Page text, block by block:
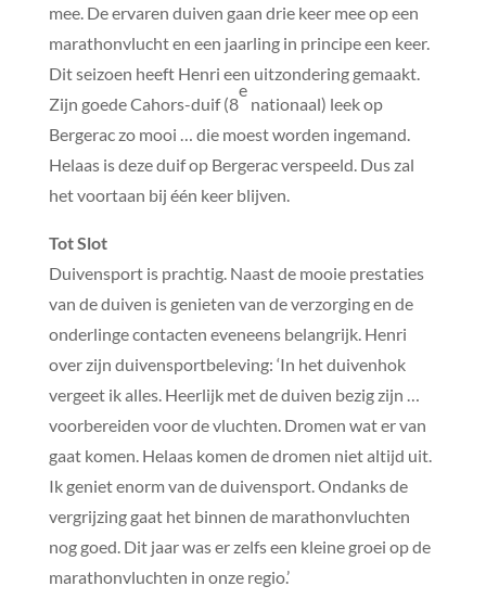
mee. De ervaren duiven gaan drie keer mee op een
marathonvlucht en een jaarling in principe een keer.
Dit seizoen heeft Henri een uitzondering gemaakt.
Zijn goede Cahors-duif (8
e
nationaal) leek op
Bergerac zo mooi … die moest worden ingemand.
Helaas is deze duif op Bergerac verspeeld. Dus zal
het voortaan bij één keer blijven.
Tot Slot
Duivensport is prachtig. Naast de mooie prestaties
van de duiven is genieten van de verzorging en de
onderlinge contacten eveneens belangrijk. Henri
over zijn duivensportbeleving: ‘In het duivenhok
vergeet ik alles. Heerlijk met de duiven bezig zijn …
voorbereiden voor de vluchten. Dromen wat er van
gaat komen. Helaas komen de dromen niet altijd uit.
Ik geniet enorm van de duivensport. Ondanks de
vergrijzing gaat het binnen de marathonvluchten
nog goed. Dit jaar was er zelfs een kleine groei op de
marathonvluchten in onze regio.’